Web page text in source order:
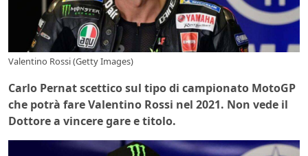
Valentino Rossi (Getty Images)
Carlo Pernat scettico sul tipo di campionato MotoGP
che potrà fare Valentino Rossi nel 2021. Non vede il
Dottore a vincere gare e titolo.